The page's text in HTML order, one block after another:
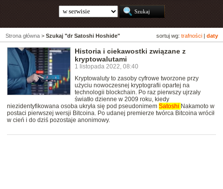
sortuj wg: trafności daty
Strona główna > Szukaj "dr Satoshi Hoshide"
Historia i ciekawostki związane z
kryptowalutami
1 listopada 2022, 08:40
Kryptowaluty to zasoby cyfrowe tworzone przy
użyciu nowoczesnej kryptografii opartej na
technologii blockchain. Po raz pierwszy ujrzały
światło dzienne w 2009 roku, kiedy
niezidentyfikowana osoba ukryła się pod pseudonimem Satoshi Nakamoto w
postaci pierwszej wersji Bitcoina. Po udanej premierze twórca Bitcoina wrócił
w cień i do dziś pozostaje anonimowy.